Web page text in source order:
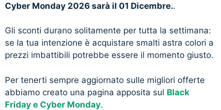
Cyber Monday 2026 sarà il 01 Dicembre..
Gli sconti durano solitamente per tutta la settimana:
se la tua intenzione è acquistare smalti astra colori a
prezzi imbattibili potrebbe essere il momento giusto.
Per tenerti sempre aggiornato sulle migliori offerte
abbiamo creato una pagina apposita sul Black
Friday e Cyber Monday.